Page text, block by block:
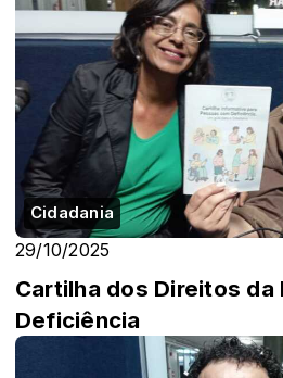
Cidadania
29/10/2025
Cartilha dos Direitos da
Deficiência